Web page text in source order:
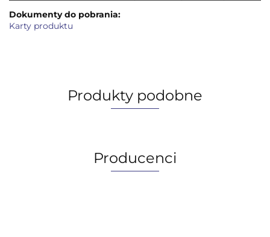
Dokumenty do pobrania:
Karty produktu
Produkty podobne
Producenci